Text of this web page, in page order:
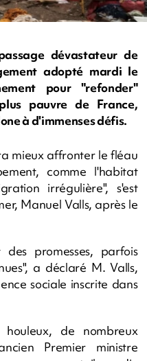
dévastateur de
adopté mardi le
pour "refonder"
pauvre de France,
à d'immenses défis.
mieux affronter le fléau
comme l'habitat
irrégulière", s'est
Manuel Valls, après le
promesses, parfois
a déclaré M. Valls,
sociale inscrite dans
de nombreux
Premier ministre